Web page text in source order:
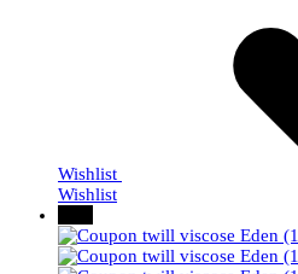
Wishlist
Wishlist